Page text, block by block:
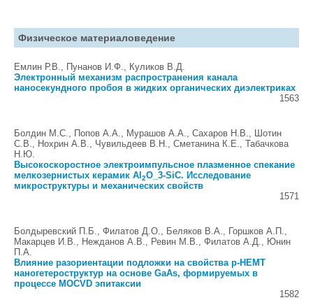
Физическое материаловедение
Емлин Р.В., Пунанов И.Ф., Куликов В.Д.
Электронный механизм распространения канала
наносекундного пробоя в жидких органических диэлектриках
1563
Болдин М.С., Попов А.А., Мурашов А.А., Сахаров Н.В., Шотин
С.В., Нохрин А.В., Чувильдеев В.Н., Сметанина К.Е., Табачкова
Н.Ю.
Высокоскоростное электроимпульсное плазменное спекание
мелкозернистых керамик Al 2O_3-SiC. Исследование
микроструктуры и механических свойств
1571
Болдыревский П.Б., Филатов Д.О., Беляков В.А., Горшков А.П.,
Макарцев И.В., Нежданов А.В., Ревин М.В., Филатов А.Д., Юнин
П.А.
Влияние разориентации подложки на свойства p-НЕМТ
наногетероструктур на основе GaAs, формируемых в
процессе MOCVD эпитаксии
1582